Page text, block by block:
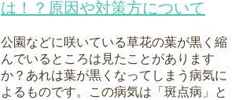
は！？原因や対策方について
公園などに咲いている草花の葉が黒く縮
んでいるところは見たことがあります
か？あれは葉が黒くなってしまう病気に
よるものです。この病気は「斑点病」と